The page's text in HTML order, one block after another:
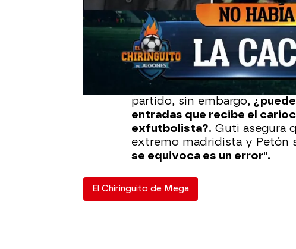
Aprovechando eldebate
en la Liga española, los
entradas que recibió el
jugador blanco.
En la última semana el
mediáticos por la cantidad
partido, sin embargo,
entradas que recibe el
exfutbolista?. Guti asegura
extremo madridista y Petón
se equivoca es un error".
El Chiringuito de Mega